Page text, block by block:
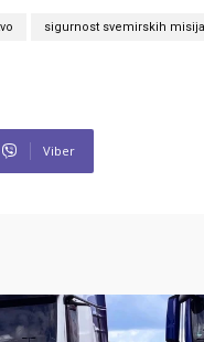
sigurnost svemirskih misija
Viber